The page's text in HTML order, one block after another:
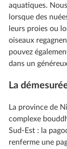
aquatiques.
lorsque des
leurs proies ou
oiseaux
pouvez
dans un
La
La province de
complexe
Sud-Est : la
renferme une